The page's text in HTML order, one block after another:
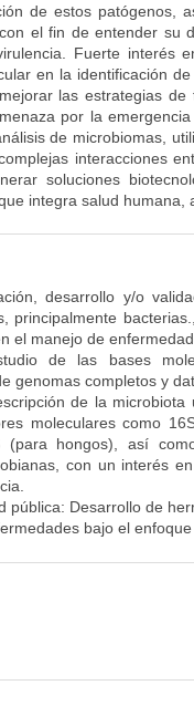
de estos patógenos,
el fin de entender su
Fuerte interés
en la identificación
las estrategias de
por la
de microbiomas,
interacciones
soluciones
integra salud humana,
desarrollo y/o
principalmente
el manejo de
de las bases
genomas completos y
de la
moleculares como
hongos), así
con un interés
pública: Desarrollo de
bajo el